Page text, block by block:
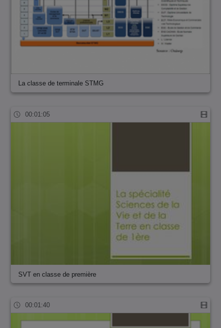
La classe de terminale STMG
00:01:05
SVT en classe de première
00:01:40